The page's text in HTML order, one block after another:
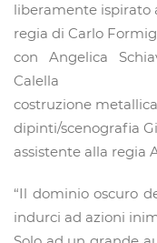
liberamente ispirato
regia di Carlo
con Angelica
Calella
costruzione
dipinti/scenografia
assistente alla regia
“Il dominio oscuro
indurci ad azioni